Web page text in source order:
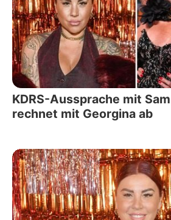
KDRS-Aussprache mit
rechnet mit Georgina ab